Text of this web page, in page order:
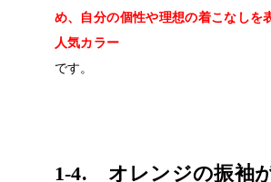
め、自分の個性や理想の着こなしを
人気カラー
です。
1-4. オレンジの振袖